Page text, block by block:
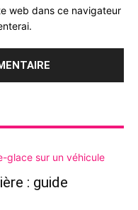
web dans ce navigateur
: guide